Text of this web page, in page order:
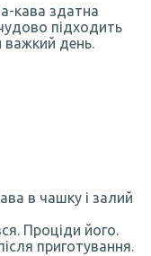
кава здатна
підходить
важкий день.
в чашку і залий
Проціди його.
приготування.